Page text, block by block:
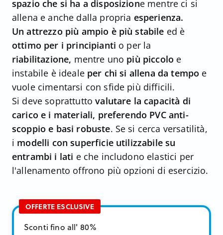
spazio che si ha a disposizione mentre ci si
allena e anche dalla propria esperienza.
Un attrezzo più ampio è più stabile ed è
ottimo per i principianti o per la
riabilitazione, mentre uno più piccolo e
instabile è ideale per chi si allena da tempo e
vuole cimentarsi con sfide più difficili.
Si deve soprattuttovalutare la capacità di
carico e i materiali, preferendo PVC anti-
scoppio e basi robuste. Se si cerca versatilità,
i modelli con superficie utilizzabile su
entrambi i lati e che includono elastici per
l'allenamento offrono più opzioni di esercizio.
OFFERTE ESCLUSIVE
Sconti fino all' 80%